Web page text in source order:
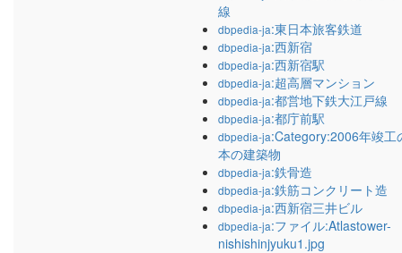
線
dbpedia-ja:東日本旅客鉄道
dbpedia-ja:西新宿
dbpedia-ja:西新宿駅
dbpedia-ja:超高層マンション
dbpedia-ja:都営地下鉄大江戸線
dbpedia-ja:都庁前駅
dbpedia-ja:Category:2006年竣工
本の建築物
dbpedia-ja:鉄骨造
dbpedia-ja:鉄筋コンクリート造
dbpedia-ja:西新宿三井ビル
dbpedia-ja:ファイル:Atlastower-
nishishinjyuku1.jpg